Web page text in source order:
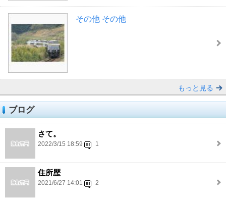
その他 その他
もっと見る
ブログ
さて。
2022/3/15 18:59 1
住所歴
2021/6/27 14:01 2